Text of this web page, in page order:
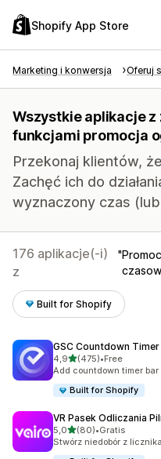
Shopify App Store
Marketing i konwersja Oferuj
Wszystkie aplikacje
funkcjami promocja
Przekonaj klientów,
Zachęć ich do
wyznaczony czas
176 aplikacje(-i)
z
Built for Shopify
GSC Countdown Timer
4,9na 5 gwiazdek
(475)
Łączna liczba recenzji:
•Free
Add countdown timer
Built for Shopify
VR Pasek Odliczania
5,0na 5 gwiazdek
(80)
Łączna liczba recenzji: 80
•Gratis
Stwórz niedobór z